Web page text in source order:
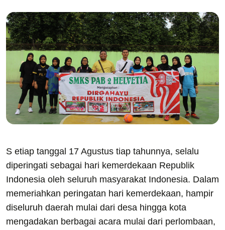
S etiap tanggal 17 Agustus tiap tahunnya, selalu
diperingati sebagai hari kemerdekaan Republik
Indonesia oleh seluruh masyarakat Indonesia. Dalam
memeriahkan peringatan hari kemerdekaan, hampir
diseluruh daerah mulai dari desa hingga kota
mengadakan berbagai acara mulai dari perlombaan,